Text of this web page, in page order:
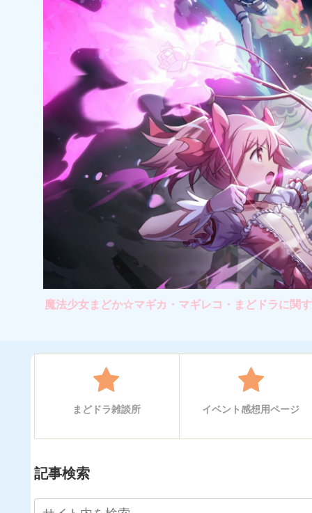
魔法少女まどか☆マギカ・マギレコ・まどドラに関
まどドラ雑談所 イベント感想用ページ
記事検索